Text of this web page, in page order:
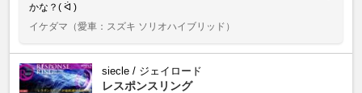
かな？( ᐛ )
イケダマ （愛車：スズキ ソリオハイブリッド）
siecle / ジェイロード
レスポンスリング